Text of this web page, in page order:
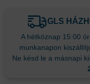
GLS
A hétköznap 15:00
munkanapon
Ne késd le a másnapi